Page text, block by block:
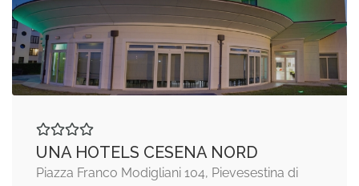
UNA HOTELS CESENA NORD
Piazza Franco Modigliani 104, Pievesestina di